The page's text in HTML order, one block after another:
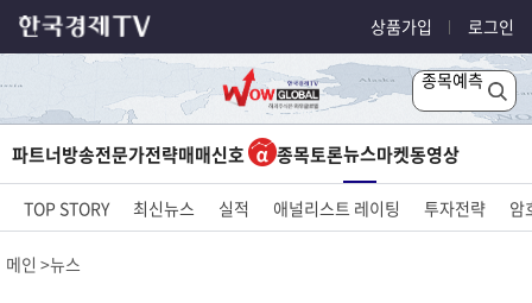
상품가입 로그인
종목예측
파트너방송전문가전략매매신호 종목토론뉴스마켓동영상
TOP STORY 최신뉴스 실적 애널리스트 레이팅 투자전략 암
메인 뉴스